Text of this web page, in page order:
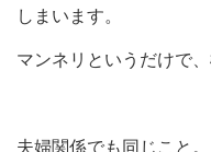
しまいます。
マンネリというだけで
夫婦関係でも同じこと。